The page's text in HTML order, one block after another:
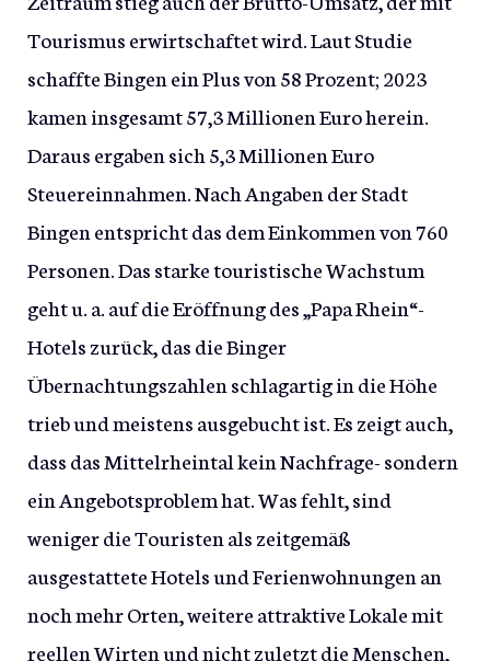
Tourismus erwirtschaftet wird. Laut Studie
schaffte Bingen ein Plus von 58 Prozent; 2023
kamen insgesamt 57,3 Millionen Euro herein.
Daraus ergaben sich 5,3 Millionen Euro
Steuereinnahmen. Nach Angaben der Stadt
Bingen entspricht das dem Einkommen von 760
Personen. Das starke touristische Wachstum
geht u. a. auf die Eröffnung des „Papa Rhein“-
Hotels zurück, das die Binger
Übernachtungszahlen schlagartig in die Höhe
trieb und meistens ausgebucht ist. Es zeigt auch,
dass das Mittelrheintal kein Nachfrage- sondern
ein Angebotsproblem hat. Was fehlt, sind
weniger die Touristen als zeitgemäß
ausgestattete Hotels und Ferienwohnungen an
noch mehr Orten, weitere attraktive Lokale mit
reellen Wirten und nicht zuletzt die Menschen,